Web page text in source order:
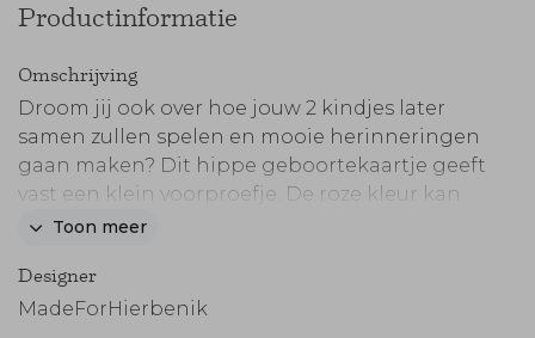
Productinformatie
Omschrijving
Droom jij ook over hoe jouw 2 kindjes later
samen zullen spelen en mooie herinneringen
gaan maken? Dit hippe geboortekaartje geeft
vast een klein voorproefje. De roze kleur kan
eventueel worden aangepast naar een andere
Heeft jouw gezin meer kinderen of meisjes in
Toon meer
Designer
MadeForHierbenik